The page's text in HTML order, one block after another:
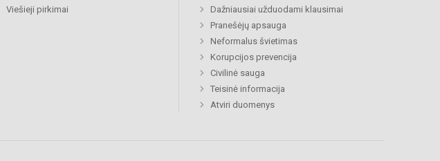
Viešieji pirkimai
Dažniausiai užduodami klausimai
Pranešėjų apsauga
Neformalus švietimas
Korupcijos prevencija
Civilinė sauga
Teisinė informacija
Atviri duomenys